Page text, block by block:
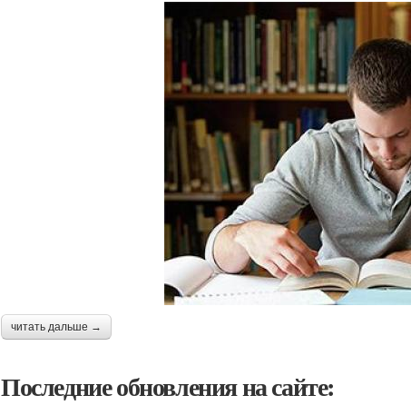
читать дальше →
Последние обновления на сайте: